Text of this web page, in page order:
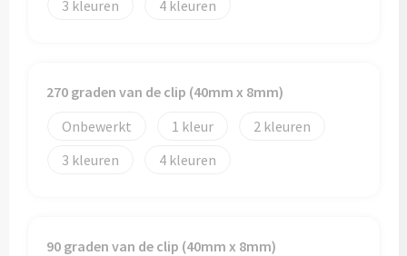
3 4
270 graden van de clip (40mm x 8mm)
Onbewerkt
1
2
3
4
90 graden van de clip (40mm x 8mm)